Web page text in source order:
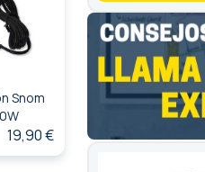
Snom
19,90 €